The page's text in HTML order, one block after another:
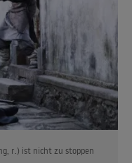
r.) ist nicht zu stoppen